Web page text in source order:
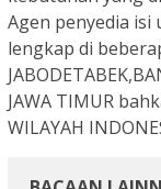
Agen penyedia isi
lengkap di
JAWA TIMUR
WILAYAH